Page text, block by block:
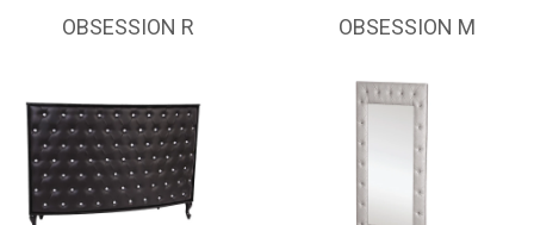
OBSESSION R OBSESSION M